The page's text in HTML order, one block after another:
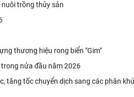
trồng thủy sản
thương hiệu rong biển "Gim"
nửa đầu năm 2026
tăng tốc chuyển dịch sang các phân